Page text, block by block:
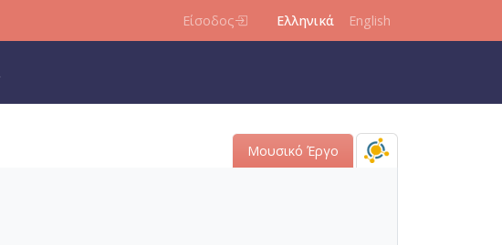
Είσοδος Ελληνικά English
Μουσικό Έργο